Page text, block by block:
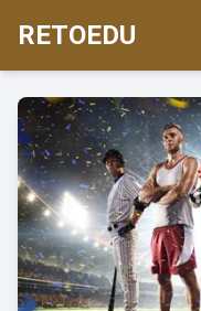
RETOEDU